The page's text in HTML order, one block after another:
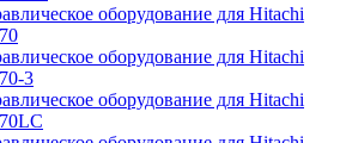
оборудование для Hitachi
оборудование для Hitachi
3
оборудование для Hitachi